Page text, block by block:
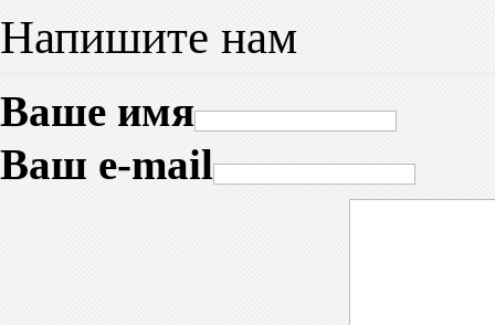
Напишите нам
Ваше имя
Ваш e-mail